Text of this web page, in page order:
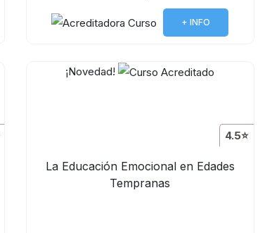
+ INFO
¡Novedad!
4.5⭐
La Educación Emocional en Edades
Tempranas